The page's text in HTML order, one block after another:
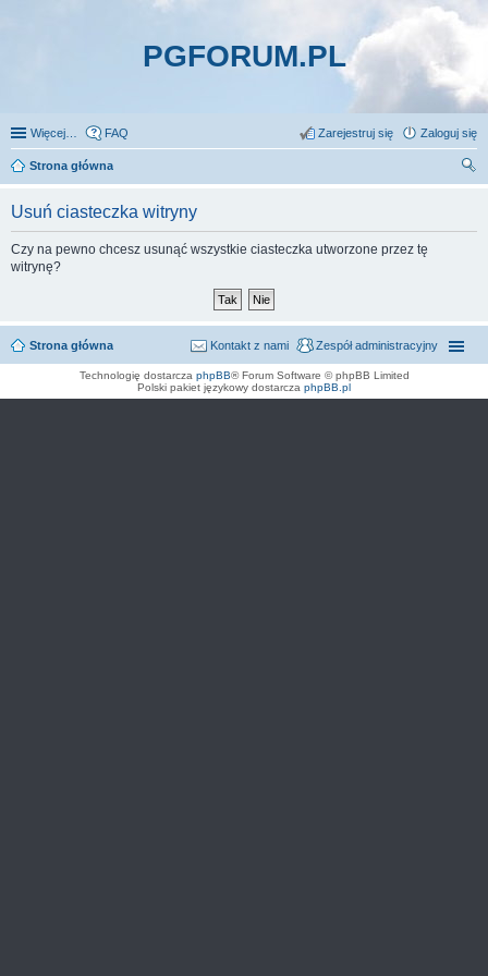
PGFORUM.PL
Więcej… FAQ Zaloguj się
Zarejestruj się
Strona główna
Usuń ciasteczka witryny
Czy na pewno chcesz usunąć wszystkie ciasteczka utworzone przez tę
witrynę?
Strona główna Zespół administracyjny
Kontakt z nami
Technologię dostarcza phpBB® Forum Software © phpBB Limited
Polski pakiet językowy dostarcza phpBB.pl